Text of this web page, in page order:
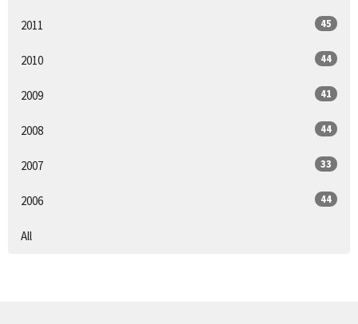
2011 45
2010 44
2009 41
2008 44
2007 33
2006 44
All